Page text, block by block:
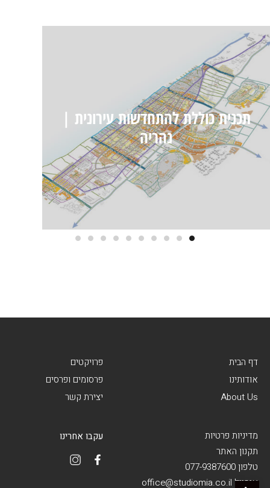
תכנית כוללת להתחדשות עירונית |
נהריה
דף הבית
אודותינו
About Us
פרויקטים
פרסומים ופרסים
יצירת קשר
מדיניות פרטיות
תקנון האתר
טלפון 077-9387600
אימייל office@studiomia.co.il
עקבו אחרינו